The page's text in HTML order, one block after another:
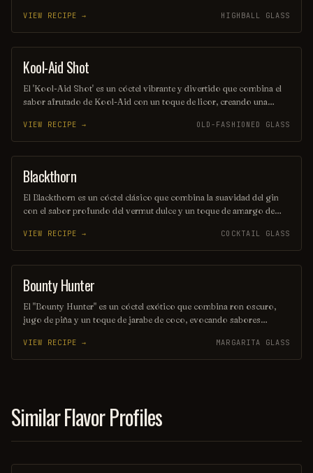
adornado con una rodaja de limón o lima, lo que realza su sabor y
aroma. Ideal para cualquier ocasión, es una opción popular entre los
amantes de los cócteles.
VIEW RECIPE → HIGHBALL GLASS
SHOT
Kool-Aid Shot
El 'Kool-Aid Shot' es un cóctel vibrante y divertido que combina el
sabor afrutado de Kool-Aid con un toque de licor, creando una
reuniones, este trago es fácil de preparar y seguro que alegrará el
ambiente. ¡Disfrútalo frío y comparte la diversión!
VIEW RECIPE → OLD-FASHIONED GLASS
ORDINARY DRINK
Blackthorn
El Blackthorn es un cóctel clásico que combina la suavidad del gin
con el sabor profundo del vermut dulce y un toque de amargo de
equilibrado, lo convierten en una opción perfecta para quienes
buscan una bebida elegante y sofisticada. Ideal para disfrutar en una
noche especial o como aperitivo antes de una cena.
VIEW RECIPE → COCKTAIL GLASS
COCKTAIL
Bounty Hunter
El "Bounty Hunter" es un cóctel exótico que combina ron oscuro,
jugo de piña y un toque de jarabe de coco, evocando sabores
rodaja de piña y una cereza, este trago es perfecto para aquellos que
buscan una aventura refrescante en cada sorbo. Ideal para disfrutar
VIEW RECIPE → MARGARITA GLASS
Similar Flavor Profiles